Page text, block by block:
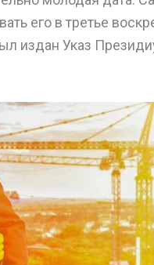
его в третье
издан Указ